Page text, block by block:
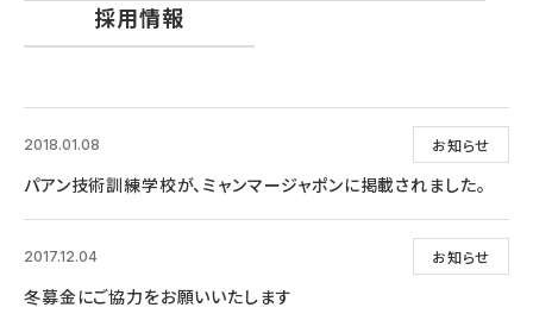
採用情報
お知らせ
2018.01.08
パアン技術訓練学校が、ミャンマージャポンに掲載されました。
お知らせ
2017.12.04
冬募金にご協力をお願いいたします